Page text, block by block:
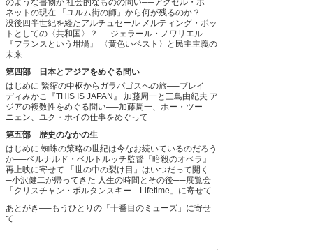
のような書物か 社会的なものの問い──アクセル・ホ
ネットの現在 「ユルム街の師」から何が残るのか？──
没後四半世紀を経たアルチュセール メルティング・ポッ
トとしての〈共和国〉？──ジェラール・ノワリエル
『フランスという坩堝』
〈黄色いベスト〉と民主主義の
未来
第四部 日本とアジアをめぐる問い
はじめに 緊縮の中枢からガラパゴスへの旅──ブレイ
ディみかこ『THIS IS JAPAN』
加藤周一と三島由紀夫 ア
ジアの複数性をめぐる問い──加藤周一、ホー・ツー
ニェン、ユク・ホイの仕事をめぐって
第五部 歴史のなかの生
はじめに 蜘蛛の策略の世紀は今なお続いているのだろう
か──ベルナルド・ベルトルッチ監督『暗殺のオペラ』
再上映に寄せて 「世の中の裂け目」はいつだって開く─
─小沢健二が帰ってきた 人生の時間とその後──展覧会
「クリスチャン・ボルタンスキー Lifetime」に寄せて
あとがき──もうひとりの「十番目のミューズ」に寄せ
て